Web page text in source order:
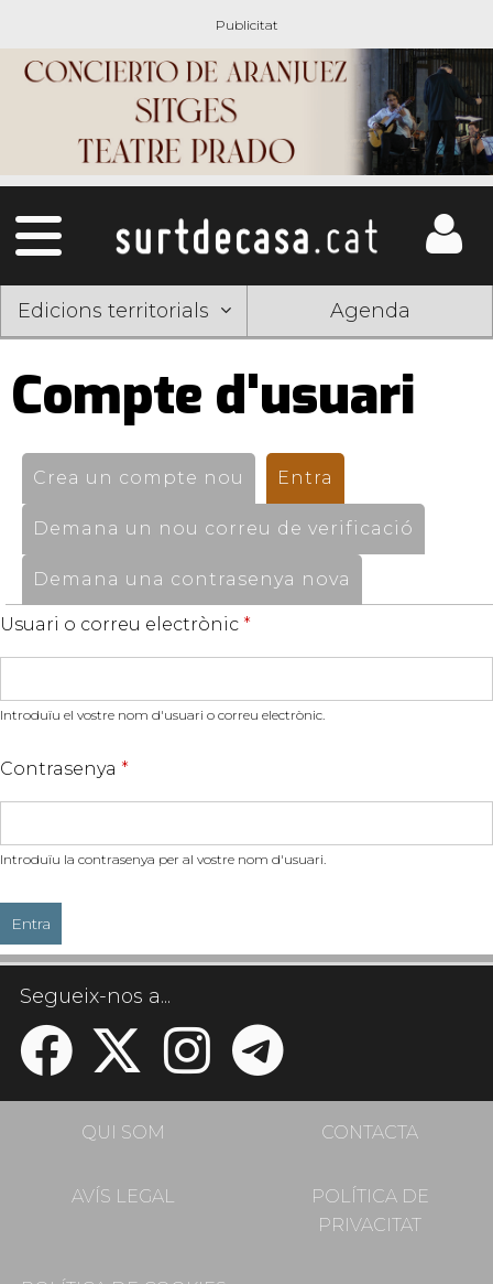
Edicions territorials Agenda
Compte d'usuari
Pestanyes
primàries
Crea un compte nou Entra
Demana un nou correu de verificació
Demana una contrasenya nova
Usuari o correu electrònic *
Introduïu el vostre nom d'usuari o correu electrònic.
Contrasenya *
Introduïu la contrasenya per al vostre nom d'usuari.
Segueix-nos a...
QUI SOM CONTACTA
AVÍS LEGAL
POLÍTICA DE
PRIVACITAT